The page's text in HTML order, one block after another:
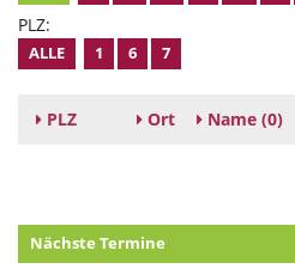
PLZ:
ALLE 1 6 7
PLZ Ort Name (0)
Nächste Termine